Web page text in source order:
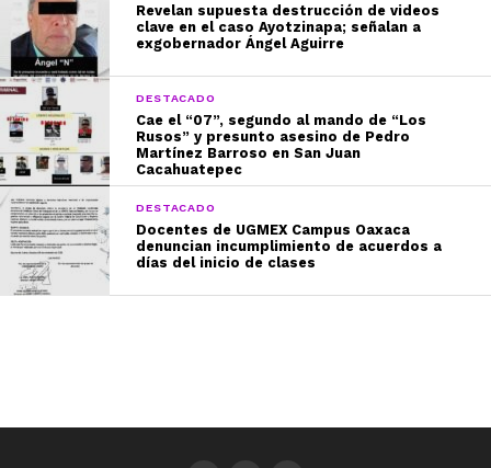
Revelan supuesta destrucción de videos
clave en el caso Ayotzinapa; señalan a
exgobernador Ángel Aguirre
DESTACADO
Cae el “07”, segundo al mando de “Los
Rusos” y presunto asesino de Pedro
Martínez Barroso en San Juan
Cacahuatepec
DESTACADO
Docentes de UGMEX Campus Oaxaca
denuncian incumplimiento de acuerdos a
días del inicio de clases